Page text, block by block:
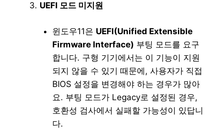
UEFI 모드 미지원
윈도우11은 UEFI(Unified Extensible
Firmware Interface) 부팅 모드를 요구
합니다. 구형 기기에서는 이 기능이 지원
되지 않을 수 있기 때문에, 사용자가 직접
BIOS 설정을 변경해야 하는 경우가 많아
요. 부팅 모드가 Legacy로 설정된 경우,
호환성 검사에서 실패할 가능성이 있답니
다.